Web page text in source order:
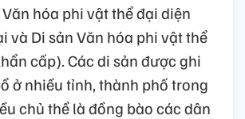
hóa phi vật thể đại diện
và Di sản Văn hóa phi vật thể
cấp). Các di sản được ghi
ở nhiều tỉnh, thành phố trong
chủ thể là đồng bào các dân